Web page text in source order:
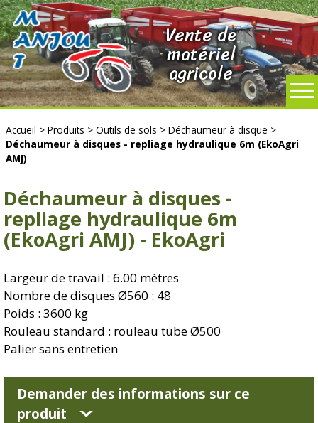
Vente de
matériel
agricole
Accueil >Produits >Outils de sols >Déchaumeur à disque >
Déchaumeur à disques - repliage hydraulique 6m (EkoAgri
AMJ)
Déchaumeur à disques -
repliage hydraulique 6m
(EkoAgri AMJ) - EkoAgri
Largeur de travail : 6.00 mètres
Nombre de disques Ø560 : 48
Poids : 3600 kg
Rouleau standard : rouleau tube Ø500
Palier sans entretien
Demander des informations sur ce
produit